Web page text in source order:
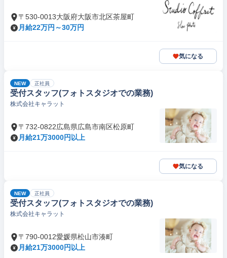
〒530-0013大阪府大阪市北区茶屋町
月給22万円～30万円
気になる
NEW 正社員
受付スタッフ(フォトスタジオでの業務)
株式会社キャラット
〒732-0822広島県広島市南区松原町
月給21万3000円以上
気になる
NEW 正社員
受付スタッフ(フォトスタジオでの業務)
株式会社キャラット
〒790-0012愛媛県松山市湊町
月給21万3000円以上